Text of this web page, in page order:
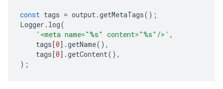
const tags = output.getMetaTags();
Logger . log(
'<meta name="%s" content="%s"/>' ,
tags[0].getName(),
tags[0].getContent(),
);